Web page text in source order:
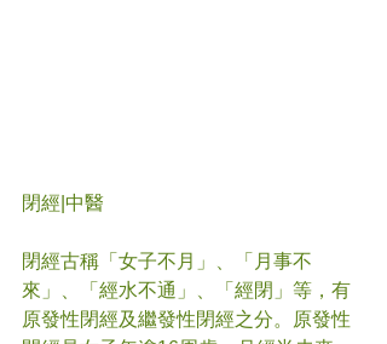
閉經|中醫
閉經古稱「女子不月」、「月事不
來」、「經水不通」、「經閉」等，有
原發性閉經及繼發性閉經之分。原發性